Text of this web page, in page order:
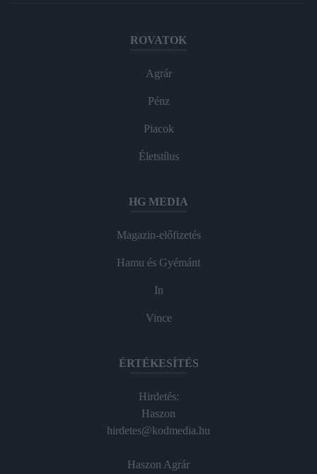
ROVATOK
Agrár
Pénz
Piacok
Életstílus
HG MEDIA
Magazin-előfizetés
Hamu és Gyémánt
In
Vince
ÉRTÉKESÍTÉS
Hirdetés:
Haszon
hirdetes@kodmedia.hu
Haszon Agrár